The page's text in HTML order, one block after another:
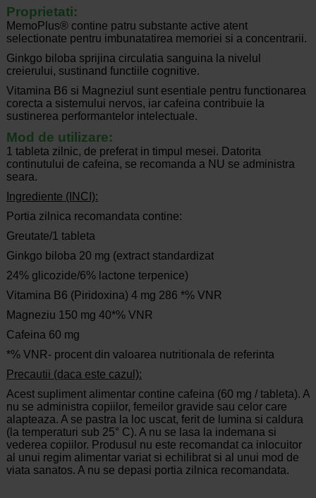
Proprietati:
MemoPlus® contine patru substante active atent
selectionate pentru imbunatatirea memoriei si a concentrarii.
Ginkgo biloba sprijina circulatia sanguina la nivelul
creierului, sustinand functiile cognitive.
Vitamina B6 si Magneziul sunt esentiale pentru functionarea
corecta a sistemului nervos, iar cafeina contribuie la
sustinerea performantelor intelectuale.
Mod de utilizare:
1 tableta zilnic, de preferat in timpul mesei. Datorita
continutului de cafeina, se recomanda a NU se administra
seara.
Ingrediente (INCI):
Portia zilnica recomandata contine:
Greutate/1 tableta
Ginkgo biloba 20 mg (extract standardizat
24% glicozide/6% lactone terpenice)
Vitamina B6 (Piridoxina) 4 mg 286 *% VNR
Magneziu 150 mg 40*% VNR
Cafeina 60 mg
*% VNR- procent din valoarea nutritionala de referinta
Precautii (daca este cazul):
Acest supliment alimentar contine cafeina (60 mg / tableta). A
nu se administra copiilor, femeilor gravide sau celor care
alapteaza. A se pastra la loc uscat, ferit de lumina si caldura
(la temperaturi sub 25° C). A nu se lasa la indemana si
vederea copiilor. Produsul nu este recomandat ca inlocuitor
al unui regim alimentar variat si echilibrat si al unui mod de
viata sanatos. A nu se depasi portia zilnica recomandata.